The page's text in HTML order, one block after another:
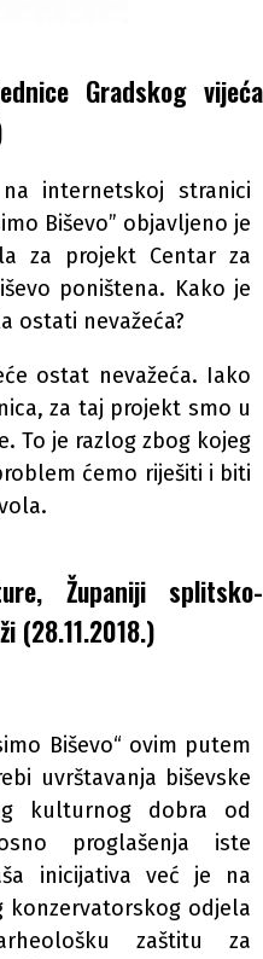
Gradskog vijeća
internetskoj stranici
Biševo” objavljeno je
za projekt Centar za
poništena. Kako je
ostati nevažeća?
ostat nevažeća. Iako
za taj projekt smo u
To je razlog zbog kojeg
ćemo riješiti i biti
Županiji splitsko-
(28.11.2018.)
Biševo“ ovim putem
uvrštavanja biševske
kulturnog dobra od
proglašenja iste
inicijativa već je na
odjela
zaštitu za